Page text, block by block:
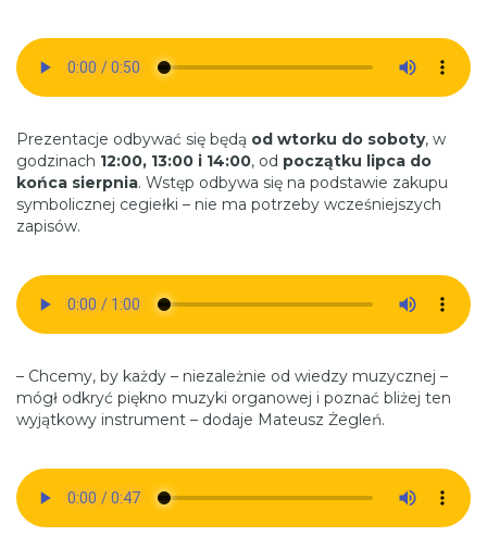
Prezentacje odbywać się będą od wtorku do soboty, w
godzinach 12:00, 13:00 i 14:00, od początku lipca do
końca sierpnia. Wstęp odbywa się na podstawie zakupu
symbolicznej cegiełki – nie ma potrzeby wcześniejszych
zapisów.
– Chcemy, by każdy – niezależnie od wiedzy muzycznej –
mógł odkryć piękno muzyki organowej i poznać bliżej ten
wyjątkowy instrument – dodaje Mateusz Żegleń.